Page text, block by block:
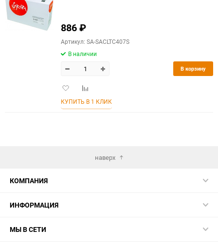
886₽
Артикул: SA-SACLTC407S
В наличии
Добавить
избранное
Добавить
сравнению
В корзину
КУПИТЬ В 1 КЛИК
наверх
КОМПАНИЯ
ИНФОРМАЦИЯ
МЫ В СЕТИ